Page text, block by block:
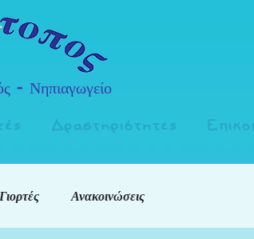
- Νηπιαγωγείο
Δραστηριότητες
Γιορτές Ανακοινώσεις